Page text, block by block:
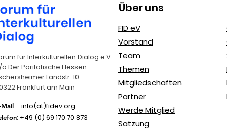
Erasmus+
Jugendprojekte: FIDeV
als erfahrener
Kooperationspartner
(SDGs):
Agenda
für Interkulturellen Dialog e.V.
Der Paritätische Hessen
Landstr. 10
Frankfurt am Main
Mail: info(at)fidev.org
: +49 (0) 69 170 70 873
Über uns
FID eV
Vorstand
Team
Themen
Mitgliedschaften
Partner
Werde Mitglied
Satzung